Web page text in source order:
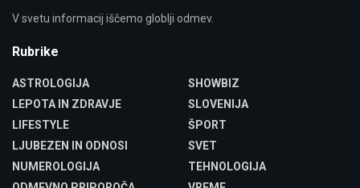
V svetu informacij iščemo globlji odmev.
Rubrike
ASTROLOGIJA
LEPOTA IN ZDRAVJE
LIFESTYLE
LJUBEZEN IN ODNOSI
NUMEROLOGIJA
SHOWBIZ
SLOVENIJA
ŠPORT
SVET
TEHNOLOGIJA